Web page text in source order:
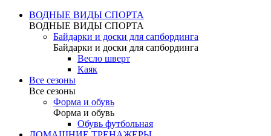
ВОДНЫЕ ВИДЫ СПОРТА
ВОДНЫЕ ВИДЫ СПОРТА
Байдарки и доски для сапбординга
Байдарки и доски для сапбординга
Весло шверт
Каяк
Все сезоны
Все сезоны
Форма и обувь
Форма и обувь
Обувь футбольная